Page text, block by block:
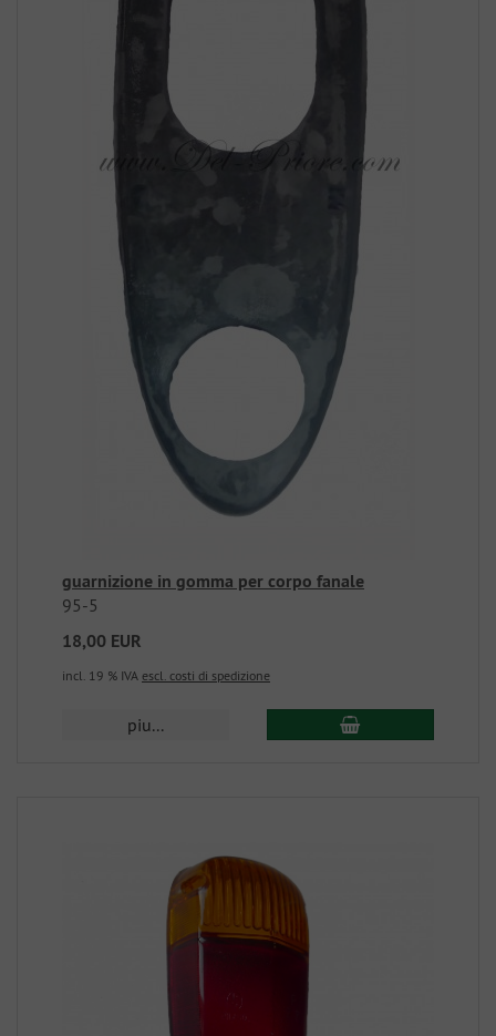
guarnizione in gomma per corpo fanale
95-5
18,00 EUR
incl. 19 % IVA escl. costi di spedizione
piu...